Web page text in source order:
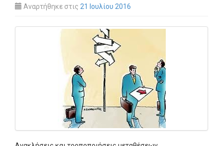
Αναρτήθηκε στις 21 Ιουλίου 2016